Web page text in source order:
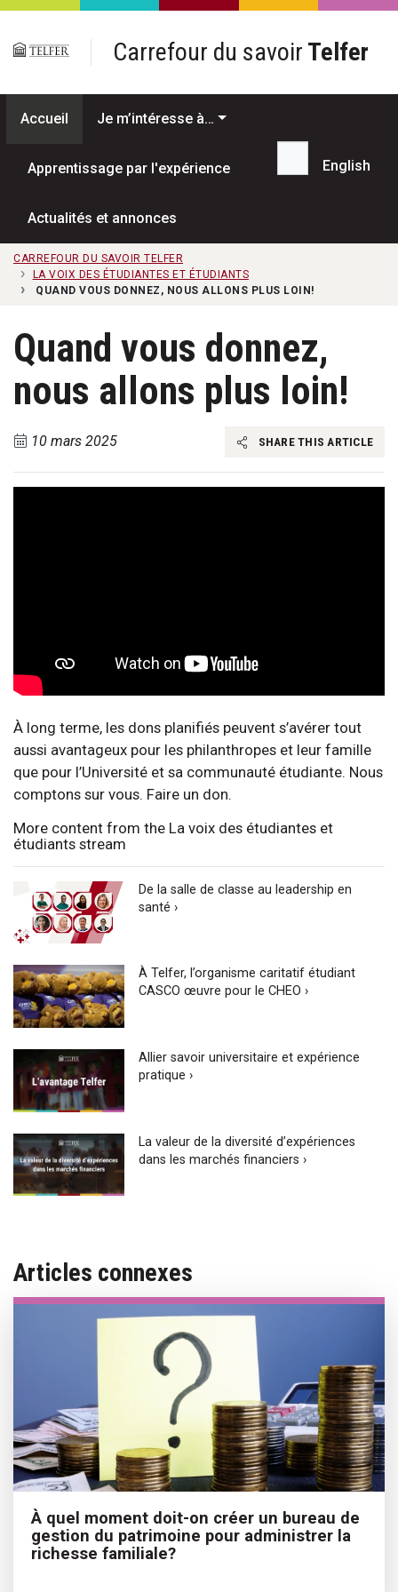
Passer au contenu principal
Carrefour du savoir Telfer
Accueil Je m’intéresse à…
Apprentissage par l'expérience
Actualités et annonces
Recherche...
English
CARREFOUR DU SAVOIR TELFER
LA VOIX DES ÉTUDIANTES ET ÉTUDIANTS
QUAND VOUS DONNEZ, NOUS ALLONS PLUS LOIN!
Quand vous donnez,
nous allons plus loin!
10 mars 2025 SHARE THIS ARTICLE
À long terme, les dons planifiés peuvent s’avérer tout
aussi avantageux pour les philanthropes et leur famille
que pour l’Université et sa communauté étudiante. Nous
comptons sur vous. Faire un don.
More content from the La voix des étudiantes et
étudiants stream
De la salle de classe au leadership en
santé ›
À Telfer, l’organisme caritatif étudiant
CASCO œuvre pour le CHEO ›
Allier savoir universitaire et expérience
pratique ›
La valeur de la diversité d’expériences
dans les marchés financiers ›
Articles connexes
À quel moment doit-on créer un bureau de
gestion du patrimoine pour administrer la
richesse familiale?